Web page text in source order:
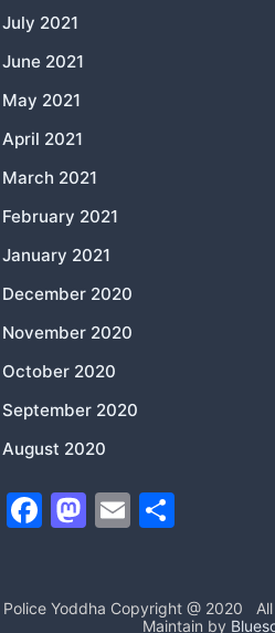
July 2021
June 2021
May 2021
April 2021
March 2021
February 2021
January 2021
December 2020
November 2020
October 2020
September 2020
August 2020
F
e
M
o
E
l
e
Police Yoddha Copyright @ 2020
Maintain by